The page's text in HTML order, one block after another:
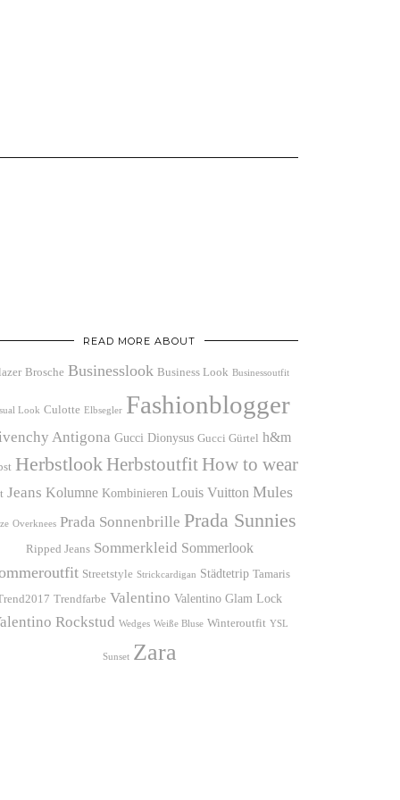
READ MORE ABOUT
Brosche Businesslook Business Look Businessoutfit
Look Culotte Elbsegler Fashionblogger
Antigona Gucci Dionysus Gucci Gürtel h&m
Herbstlook Herbstoutfit How to wear
Jeans Kolumne Kombinieren Louis Vuitton Mules
Overknees Prada Sonnenbrille Prada Sunnies
Ripped Jeans Sommerkleid Sommerlook
Streetstyle Strickcardigan Städtetrip Tamaris
Trendfarbe Valentino Valentino Glam Lock
Rockstud Wedges Weiße Bluse Winteroutfit YSL
Sunset Zara